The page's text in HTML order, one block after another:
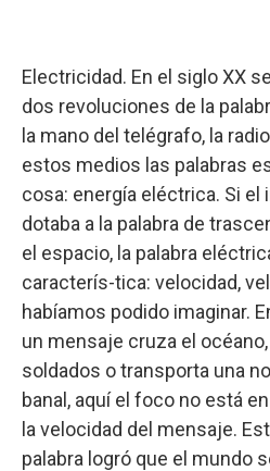
Electricidad. En el siglo XX
dos revoluciones de la
la mano del telégrafo, la
estos medios las palabras
cosa: energía eléctrica. Si
dotaba a la palabra de
el espacio, la palabra
caracterís-tica: velocidad,
habíamos podido imaginar.
un mensaje cruza el
soldados o transporta una
banal, aquí el foco no está
la velocidad del mensaje.
palabra logró que el mundo